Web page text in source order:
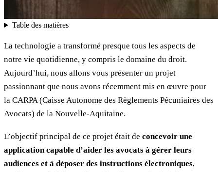
Table des matières
La technologie a transformé presque tous les aspects de
notre vie quotidienne, y compris le domaine du droit.
Aujourd’hui, nous allons vous présenter un projet
passionnant que nous avons récemment mis en œuvre pour
la CARPA (Caisse Autonome des Règlements Pécuniaires des
Avocats) de la Nouvelle-Aquitaine.
L’objectif principal de ce projet était de concevoir une
application capable d’aider les avocats à gérer leurs
audiences et à déposer des instructions électroniques,